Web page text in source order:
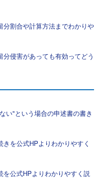
割合や計算方法までわかりや
侵害があっても有効ってどう
い"という場合の申述書の書き
を公式HPよりわかりやすく
を公式HPよりわかりやすく説